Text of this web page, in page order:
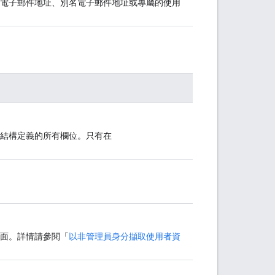
子郵件地址、別名電子郵件地址或專屬的使用
構定義的所有欄位。只有在
。詳情請參閱「 以非管理員身分擷取使用者資